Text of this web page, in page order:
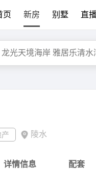
页 新房 别墅 直
陵水
详情信息 配套